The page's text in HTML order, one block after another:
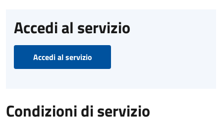
Accedi al servizio
Accedi al servizio
Condizioni di servizio